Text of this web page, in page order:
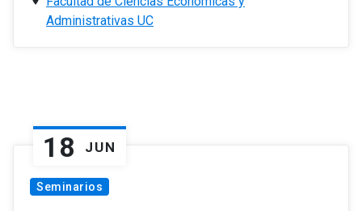
Administrativas UC
18 JUN
Seminarios